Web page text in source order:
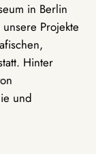
in Berlin
Projekte
Hinter
und